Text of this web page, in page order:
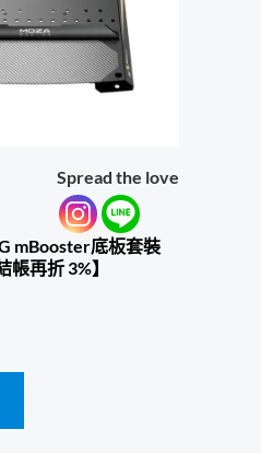
Spread the love
mBooster底板套裝
帳再折 3%】